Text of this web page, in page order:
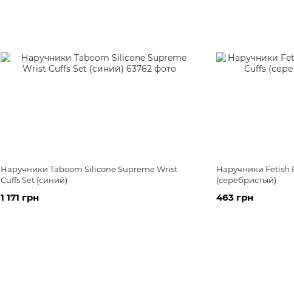
Наручники Taboom Silicone Supreme Wrist
Cuffs Set (синий)
1 171 грн
Наручники Fetish
(серебристый)
463 грн